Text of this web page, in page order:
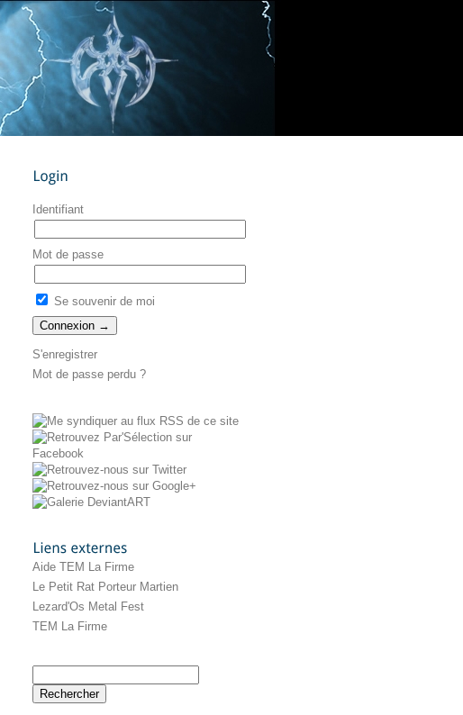
Identifiant
Mot de passe
Se souvenir de moi
S'enregistrer
Mot de passe perdu ?
Aide TEM La Firme
Le Petit Rat Porteur Martien
Lezard'Os Metal Fest
TEM La Firme